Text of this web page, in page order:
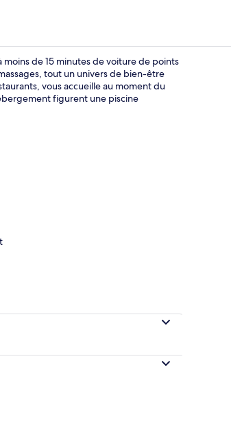
moins de 15 minutes de voiture de points
tout un univers de bien-être
vous accueille au moment du
figurent une piscine